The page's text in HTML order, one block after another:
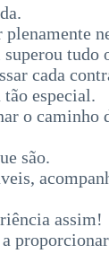
cada
especial.
o
são.
assim!